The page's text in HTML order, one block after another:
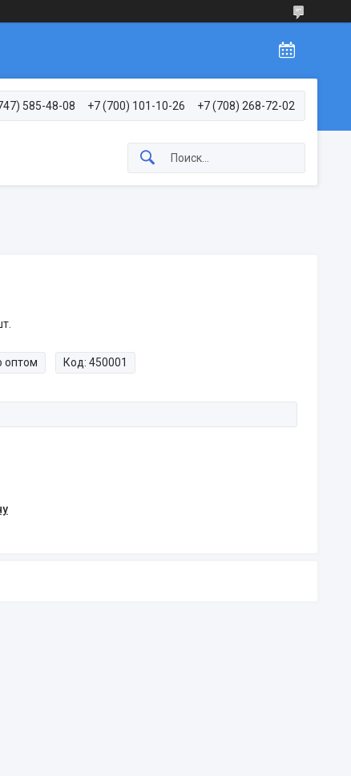
585-48-08 +7 (700) 101-10-26 +7 (708) 268-72-02
оптом Код: 450001